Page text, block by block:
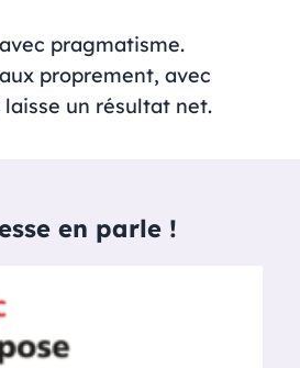
pragmatisme.
proprement, avec
un résultat net.
en parle !